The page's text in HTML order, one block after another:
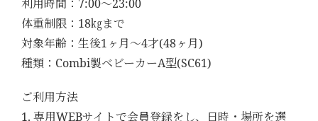
利用時間：7:00〜23:00
体重制限：18㎏まで
対象年齢：生後1ヶ月〜4才(48ヶ月)
種類：Combi製ベビーカーA型(SC61)
ご利用方法
1. 専用WEBサイトで会員登録をし、日時・場所を選